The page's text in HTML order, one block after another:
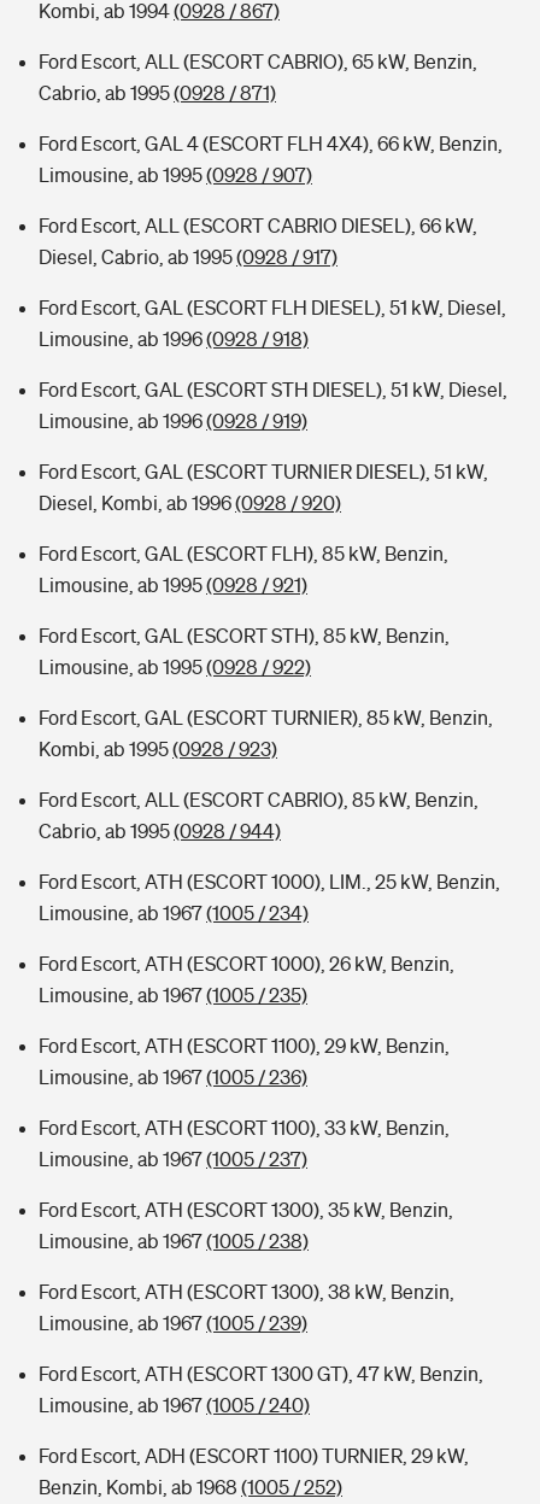
Kombi, ab 1994(0928 / 867)
Ford Escort, ALL (ESCORT CABRIO), 65 kW, Benzin,
Cabrio, ab 1995(0928 / 871)
Ford Escort, GAL 4 (ESCORT FLH 4X4), 66 kW, Benzin,
Limousine, ab 1995(0928 / 907)
Ford Escort, ALL (ESCORT CABRIO DIESEL), 66 kW,
Diesel, Cabrio, ab 1995(0928 / 917)
Ford Escort, GAL (ESCORT FLH DIESEL), 51 kW, Diesel,
Limousine, ab 1996(0928 / 918)
Ford Escort, GAL (ESCORT STH DIESEL), 51 kW, Diesel,
Limousine, ab 1996(0928 / 919)
Ford Escort, GAL (ESCORT TURNIER DIESEL), 51 kW,
Diesel, Kombi, ab 1996(0928 / 920)
Ford Escort, GAL (ESCORT FLH), 85 kW, Benzin,
Limousine, ab 1995(0928 / 921)
Ford Escort, GAL (ESCORT STH), 85 kW, Benzin,
Limousine, ab 1995(0928 / 922)
Ford Escort, GAL (ESCORT TURNIER), 85 kW, Benzin,
Kombi, ab 1995(0928 / 923)
Ford Escort, ALL (ESCORT CABRIO), 85 kW, Benzin,
Cabrio, ab 1995(0928 / 944)
Ford Escort, ATH (ESCORT 1000), LIM., 25 kW, Benzin,
Limousine, ab 1967(1005 / 234)
Ford Escort, ATH (ESCORT 1000), 26 kW, Benzin,
Limousine, ab 1967(1005 / 235)
Ford Escort, ATH (ESCORT 1100), 29 kW, Benzin,
Limousine, ab 1967(1005 / 236)
Ford Escort, ATH (ESCORT 1100), 33 kW, Benzin,
Limousine, ab 1967(1005 / 237)
Ford Escort, ATH (ESCORT 1300), 35 kW, Benzin,
Limousine, ab 1967(1005 / 238)
Ford Escort, ATH (ESCORT 1300), 38 kW, Benzin,
Limousine, ab 1967(1005 / 239)
Ford Escort, ATH (ESCORT 1300 GT), 47 kW, Benzin,
Limousine, ab 1967(1005 / 240)
Ford Escort, ADH (ESCORT 1100) TURNIER, 29 kW,
Benzin, Kombi, ab 1968 (1005 / 252)